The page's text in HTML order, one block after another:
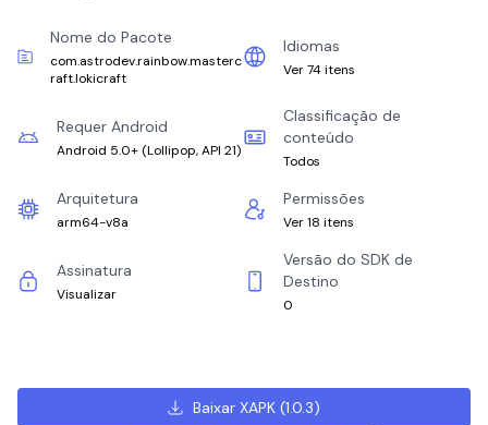
Nome do Pacote
com.astrodev.rainbow.masterc
raft.lokicraft
Idiomas
Ver 74 itens
Requer Android
Android 5.0+ (Lollipop, API 21)
Classificação de
conteúdo
Todos
Arquitetura
arm64-v8a
Permissões
Ver 18 itens
Assinatura
Visualizar
Versão do SDK de
Destino
0
Baixar XAPK (1.0.3)